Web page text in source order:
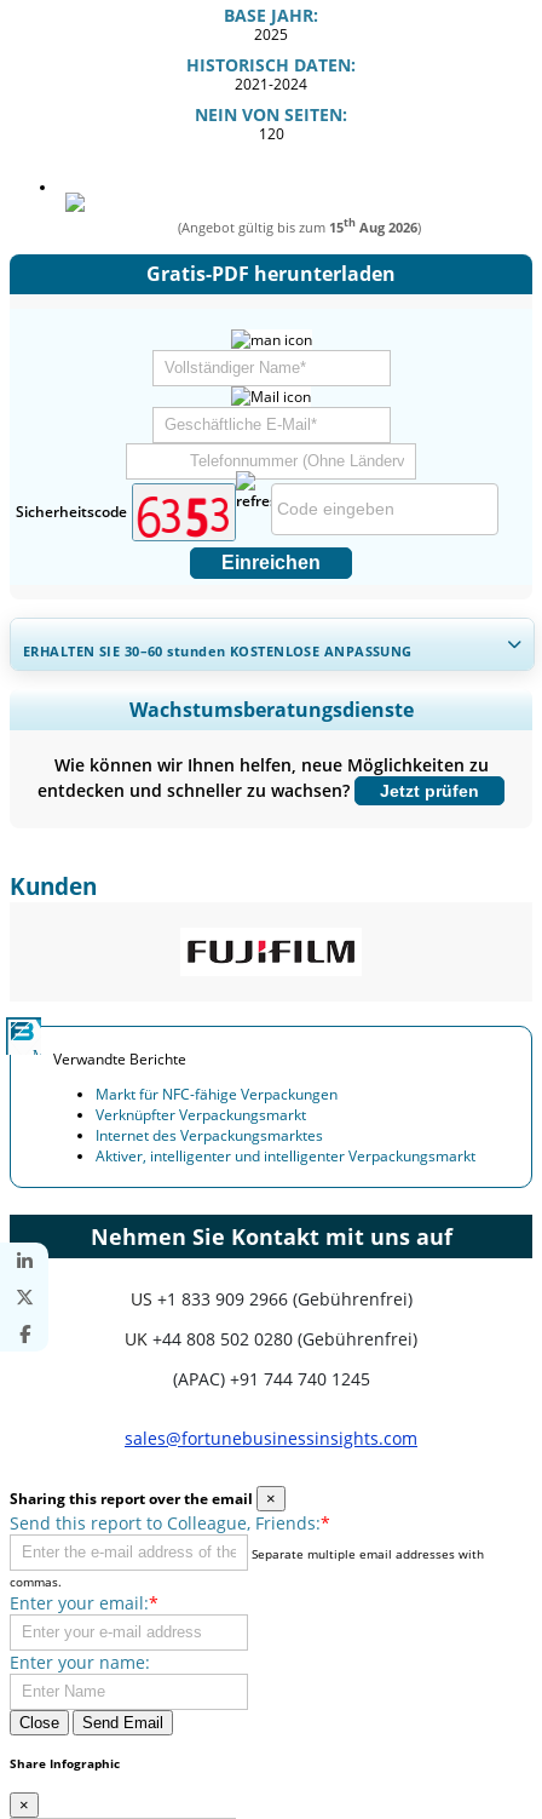
BASE JAHR:
2025
HISTORISCH DATEN:
2021-2024
NEIN VON SEITEN:
120
(Angebot gültig bis zum 15thAug 2026)
Gratis-PDF herunterladen
Sicherheitscode
Einreichen
ERHALTEN SIE 30–60stunden KOSTENLOSE ANPASSUNG
Regionale und länderspezifische Abdeckung erweitern,
Segmentanalyse, Unternehmensprofile, Wettbewerbs-
Jetzt anpassen
Wachstumsberatungsdienste
Wie können wir Ihnen helfen, neue Möglichkeiten zu
entdecken und schneller zu wachsen?
Jetzt prüfen
Kunden
Verwandte Berichte
Markt für NFC-fähige Verpackungen
Verknüpfter Verpackungsmarkt
Internet des Verpackungsmarktes
Aktiver, intelligenter und intelligenter Verpackungsmarkt
Nehmen Sie Kontakt mit uns auf
US +1 833 909 2966 (Gebührenfrei)
UK +44 808 502 0280 (Gebührenfrei)
(APAC) +91 744 740 1245
sales@fortunebusinessinsights.com
Sharing this report over the email ×
Send this report to Colleague, Friends:*
Separate multiple email addresses with
commas.
Enter your email:*
Enter your name:
Close Send Email
Share Infographic
×